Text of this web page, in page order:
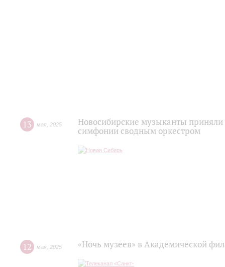
13 мая 2025
Новосибирские музыканты приняли
симфонии сводным оркестром
12 мая 2025 «Ночь музеев» в Академической